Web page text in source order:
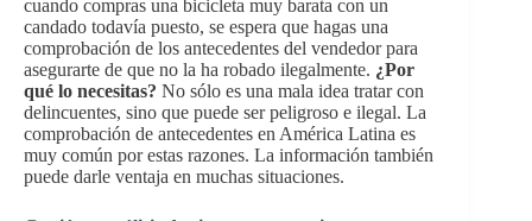
cuando compras una bicicleta muy barata con un
candado todavía puesto, se espera que hagas una
comprobación de los antecedentes del vendedor para
asegurarte de que no la ha robado ilegalmente. ¿Por
qué lo necesitas? No sólo es una mala idea tratar con
delincuentes, sino que puede ser peligroso e ilegal. La
comprobación de antecedentes en América Latina es
muy común por estas razones. La información también
puede darle ventaja en muchas situaciones.